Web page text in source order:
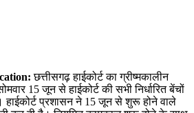
छत्तीसगढ़ हाईकोर्ट का ग्रीष्मकालीन
15 जून से हाईकोर्ट की सभी निर्धारित बेंचों
हाईकोर्ट प्रशासन ने 15 जून से शुरू होने वाले